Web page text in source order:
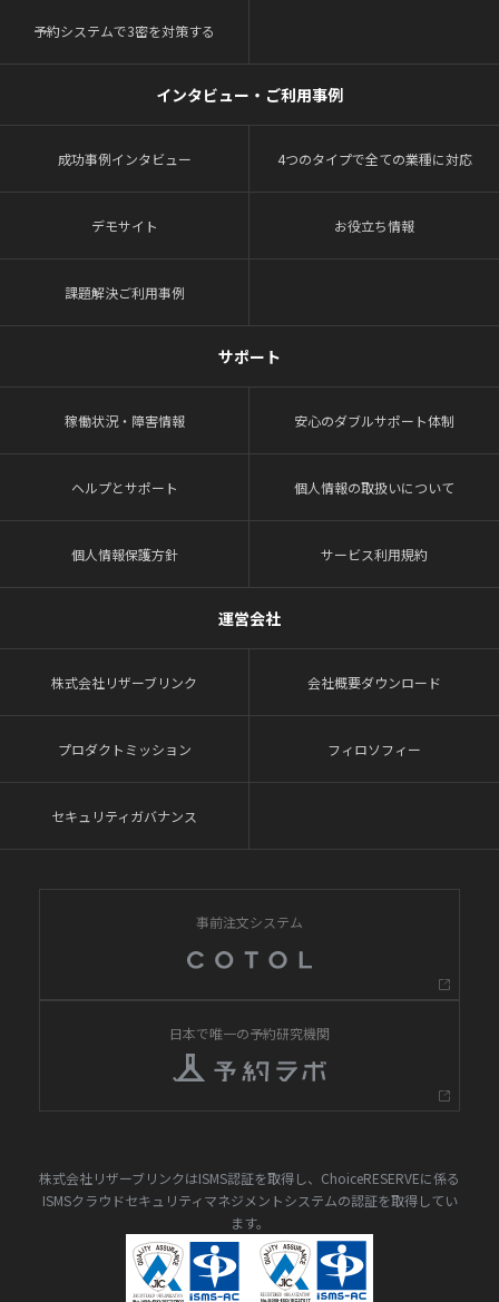
予約システムで3密を対策する
インタビュー・ご利用事例
成功事例インタビュー 4つのタイプで全ての業種に対応
デモサイト お役立ち情報
課題解決ご利用事例
サポート
稼働状況・障害情報 安心のダブルサポート体制
ヘルプとサポート 個人情報の取扱いについて
個人情報保護方針 サービス利用規約
運営会社
株式会社リザーブリンク 会社概要ダウンロード
プロダクトミッション フィロソフィー
セキュリティガバナンス
事前注文システム
日本で唯一の予約研究機関
株式会社リザーブリンクはISMS認証を取得し、ChoiceRESERVEに係る
ISMSクラウドセキュリティマネジメントシステムの認証を取得してい
ます。